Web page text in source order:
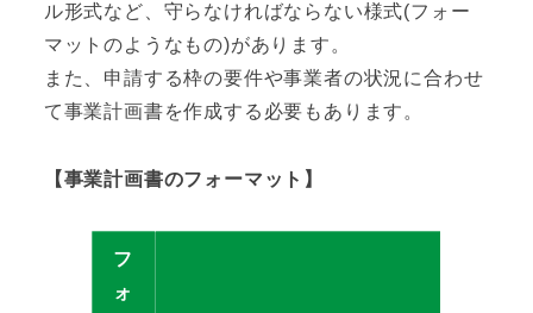
ル形式など、守らなければならない様式(フォー
マットのようなもの)があります。
また、申請する枠の要件や事業者の状況に合わせ
て事業計画書を作成する必要もあります。
【事業計画書のフォーマット】
フ
ォ